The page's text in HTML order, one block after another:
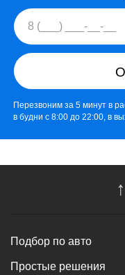
Перезвоним за 5 минут в
в будни с 8:00 до 22:00, в
↑
Подбор по авто
Простые решения